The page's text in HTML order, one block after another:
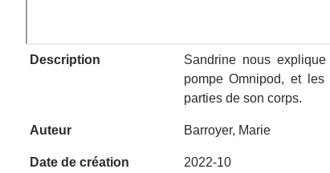
Description
Sandrine nous
pompe Omnipod, et
parties de son corps.
Auteur Barroyer, Marie
Date de création 2022-10